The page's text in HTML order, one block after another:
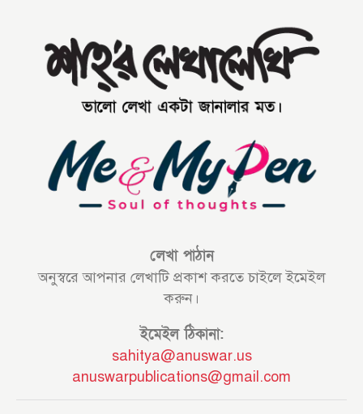
লেখা পাঠান
অনুস্বরে আপনার লেখাটি প্রকাশ করতে চাইলে ইমেইল
করুন।
ইমেইল ঠিকানা:
sahitya@anuswar.us
anuswarpublications@gmail.com